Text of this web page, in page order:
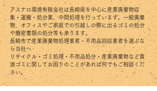
アスナロ環境有限会社は長崎県を中心に産業廃棄物収
集・運搬・処分業、中間処理を行っています。一般廃棄
物、オフィスやご家庭での引越しの際に出るゴミの処分
や機密書類の処分等も承ります。
長崎市で産業廃棄物処理業者・不用品回収業者を選ぶな
ら当社へ
リサイクル・ゴミ処理・不用品処分・産業廃棄物など資
源ゴミに関してお困りのことがあれば何でもご相談くだ
さい。